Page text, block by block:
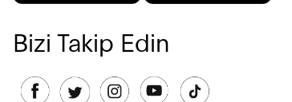
Bizi Takip Edin